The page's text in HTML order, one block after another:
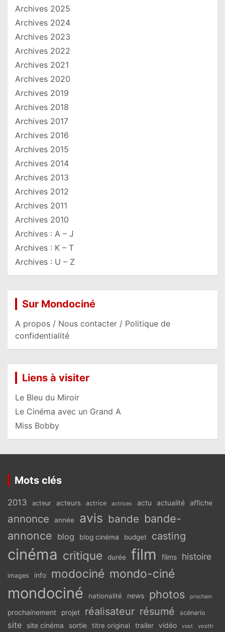
Archives 2025
Archives 2024
Archives 2023
Archives 2022
Archives 2021
Archives 2020
Archives 2019
Archives 2018
Archives 2017
Archives 2016
Archives 2015
Archives 2014
Archives 2013
Archives 2012
Archives 2011
Archives 2010
Archives : A – J
Archives : K – T
Archives : U – Z
Sur Mondociné
A propos / Nous contacter / Politique de
confidentialité
Liens à visiter
Le Bleu du Miroir
Le Cinéma avec un Grand A
Miss Bobby
Mots clés
2013 acteur acteurs actrice actrices actu actualité affiche
annonce année avis bande bande-
annonce blog blog cinéma budget casting
cinéma critique durée film films histoire
images info modociné mondo-ciné
mondociné nationalité news photos prochain
prochainement projet réalisateur résumé scénario
site site cinéma sortie titre original trailer vidéo vost vostfr